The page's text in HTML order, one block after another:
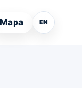
Mapa EN